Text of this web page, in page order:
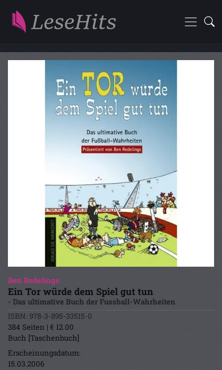
Ben Redelings
Ein Tor würde dem Spiel gut tun
- Das ultimative Buch der Fussball-Wahrheiten
ISBN: 978-3-895-33515-0
384 Seiten | € 12.00
Buch [Taschenbuch]
Erscheinungsdatum:
15.03.2006